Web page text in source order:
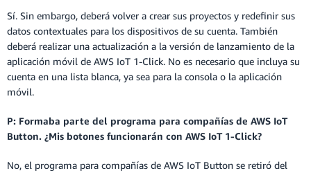
Sí. Sin embargo, deberá volver a crear sus proyectos y redefinir sus
datos contextuales para los dispositivos de su cuenta. También
deberá realizar una actualización a la versión de lanzamiento de la
aplicación móvil de AWS IoT 1-Click. No es necesario que incluya su
cuenta en una lista blanca, ya sea para la consola o la aplicación
móvil.
P: Formaba parte del programa para compañías de AWS IoT
Button. ¿Mis botones funcionarán con AWS IoT 1-Click?
No, el programa para compañías de AWS IoT Button se retiró del